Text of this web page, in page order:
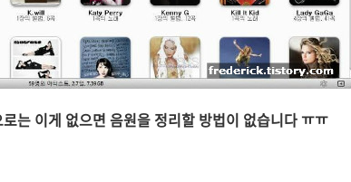
는 이게 없으면 음원을 정리할 방법이 없습니다 ㅠㅠ